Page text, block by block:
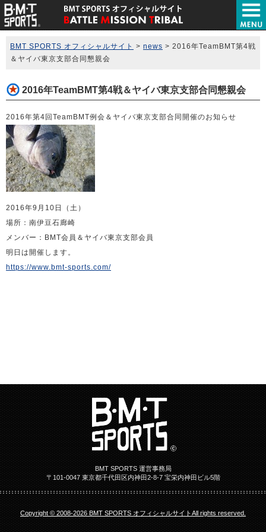
BMT SPORTS オフィシャルサイト > news > 2016年TeamBMT第4戦
＆ヤイバ東京支部合同懇親会
2016年TeamBMT第4戦＆ヤイバ東京支部合同懇親会
2016年第4回TeamBMT例会＆ヤイバ東京支部合同開催のお知らせ
2016年9月10日（土）
場所：南伊豆石廊崎
メンバー：BMT会員＆ヤイバ東京支部会員
明日は開催します。
https://www.bmt-sports.com/
BMT SPORTS 運営事務局
〒101-0047 東京都千代田区内神田2-8-7 宝栄内神田ビル5階
Copyright © 2008-2026 BMT SPORTS オフィシャルサイトAll rights reserved.